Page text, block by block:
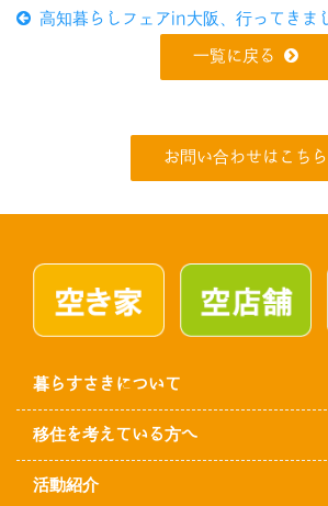
高知暮らしフェアin大阪、行ってきま
一覧に戻る
お問い合わせはこちら
暮らすさきについて
移住を考えている方へ
活動紹介